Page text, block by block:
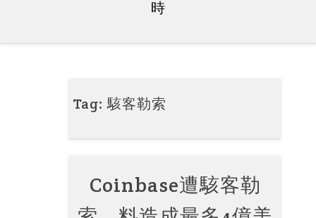
時
Tag:駭客勒索
Coinbase遭駭客勒